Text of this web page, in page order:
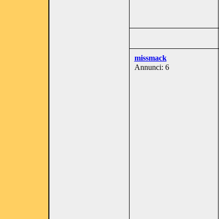
missmack
Annunci: 6